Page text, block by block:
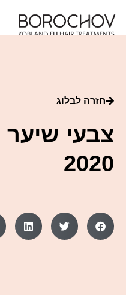
חזרה לבלוג
צבעי
2020